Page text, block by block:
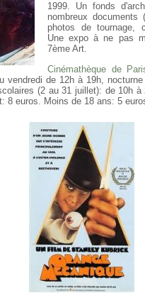
1999. Un fonds
nombreux documents
photos de tournage,
Une expo à ne pas
7ème Art.
Cinémathèque de
vendredi de 12h à 19h,
(2 au 31 juillet): de 10h
8 euros. Moins de 18 ans: 5